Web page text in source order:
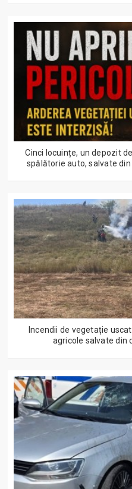
Cinci locuințe, un depozit
spălătorie auto, salvate
Incendii de vegetație
agricole salvate din